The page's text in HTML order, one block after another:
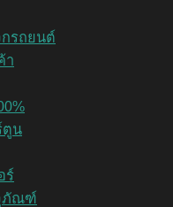
รถยนต์
า
ตูน
ร์
ภัณฑ์